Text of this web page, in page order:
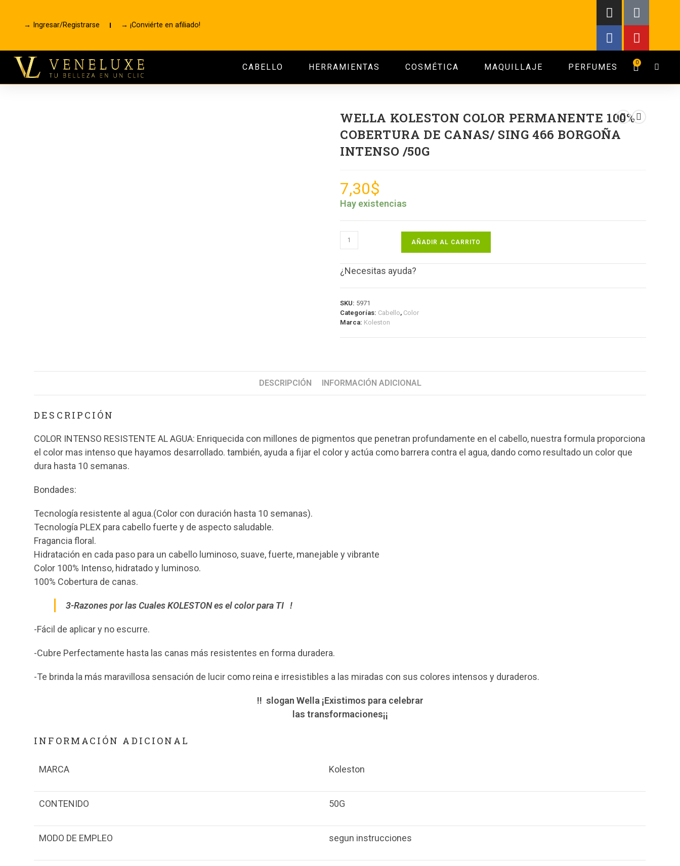
→ Ingresar/Registrarse → ¡Conviérte en afiliado!
CABELLO HERRAMIENTAS COSMÉTICA MAQUILLAJE PERFUMES 0
WELLA KOLESTON COLOR PERMANENTE 100%
COBERTURA DE CANAS/ SING 466 BORGOÑA
INTENSO /50G
7,30$
Hay existencias
AÑADIR AL CARRITO
¿Necesitas ayuda?
SKU: 5971
Categorías: Cabello, Color
Marca: Koleston
DESCRIPCIÓN INFORMACIÓN ADICIONAL
DESCRIPCIÓN
COLOR INTENSO RESISTENTE AL AGUA: Enriquecida con millones de pigmentos que penetran profundamente en el cabello, nuestra formula proporciona
el color mas intenso que hayamos desarrollado. también, ayuda a fijar el color y actúa como barrera contra el agua, dando como resultado un color que
dura hasta 10 semanas.
Bondades:
Tecnología resistente al agua.(Color con duración hasta 10 semanas).
Tecnología PLEX para cabello fuerte y de aspecto saludable.
Fragancia floral.
Hidratación en cada paso para un cabello luminoso, suave, fuerte, manejable y vibrante
Color 100% Intenso, hidratado y luminoso.
100% Cobertura de canas.
3-Razones por las Cuales KOLESTON es el color para TI !
-Fácil de aplicar y no escurre.
-Cubre Perfectamente hasta las canas más resistentes en forma duradera.
-Te brinda la más maravillosa sensación de lucir como reina e irresistibles a las miradas con sus colores intensos y duraderos.
!! slogan Wella ¡Existimos para celebrar
las transformaciones¡¡
INFORMACIÓN ADICIONAL
MARCA Koleston
CONTENIDO 50G
MODO DE EMPLEO segun instrucciones